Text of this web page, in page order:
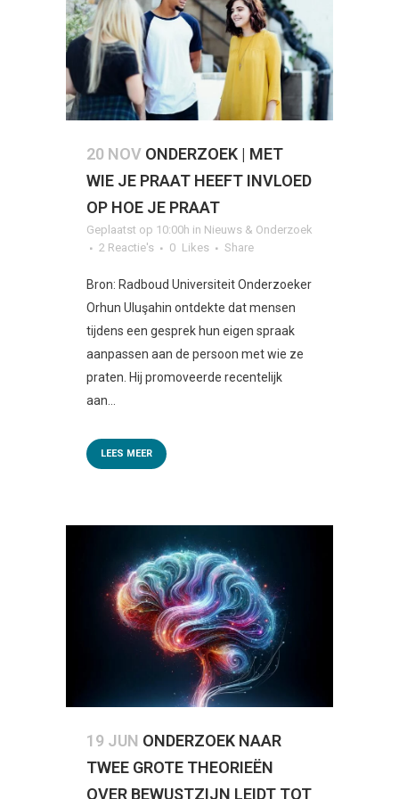
20 NOV ONDERZOEK | MET
WIE JE PRAAT HEEFT INVLOED
OP HOE JE PRAAT
Geplaatst op 10:00h in Nieuws & Onderzoek
2 Reactie's
0 Likes Share
Bron: Radboud Universiteit Onderzoeker
Orhun Uluşahin ontdekte dat mensen
tijdens een gesprek hun eigen spraak
aanpassen aan de persoon met wie ze
praten. Hij promoveerde recentelijk
aan...
LEES MEER
19 JUN ONDERZOEK NAAR
TWEE GROTE THEORIEËN
OVER BEWUSTZIJN LEIDT TOT